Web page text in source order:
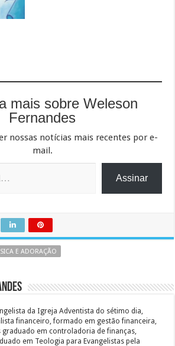
mais sobre Weleson
Fernandes
nossas notícias mais recentes por e-
mail.
Assinar
E ADORAÇÃO
da Igreja Adventista do sétimo dia,
financeiro, formado em gestão financeira,
graduado em controladoria de finanças,
em Teologia para Evangelistas pela